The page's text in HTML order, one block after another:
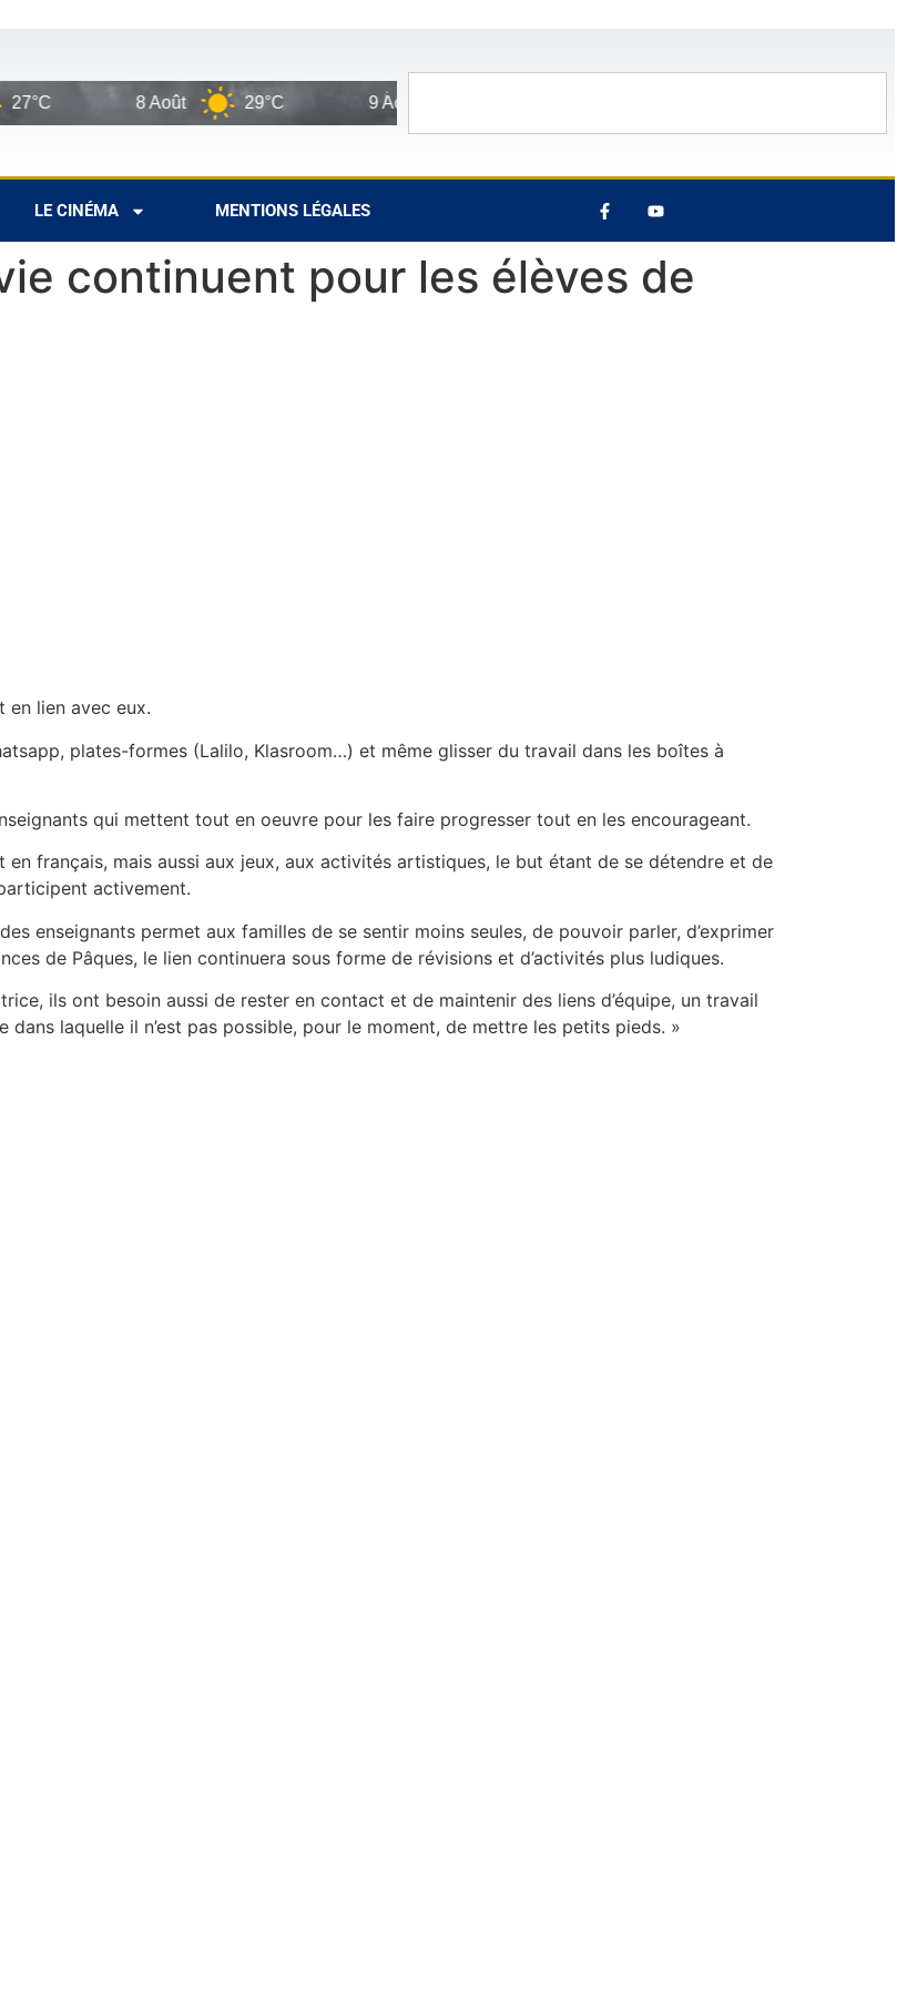
8 Août 29°C 9 Août
LE CINÉMA MENTIONS LÉGALES
continuent pour les élèves de
en lien avec eux.
plates-formes (Lalilo, Klasroom…) et même glisser du travail dans les boîtes à
qui mettent tout en oeuvre pour les faire progresser tout en les encourageant.
français, mais aussi aux jeux, aux activités artistiques, le but étant de se détendre et de
activement.
enseignants permet aux familles de se sentir moins seules, de pouvoir parler, d’exprimer
de Pâques, le lien continuera sous forme de révisions et d’activités plus ludiques.
ils ont besoin aussi de rester en contact et de maintenir des liens d’équipe, un travail
laquelle il n’est pas possible, pour le moment, de mettre les petits pieds. »